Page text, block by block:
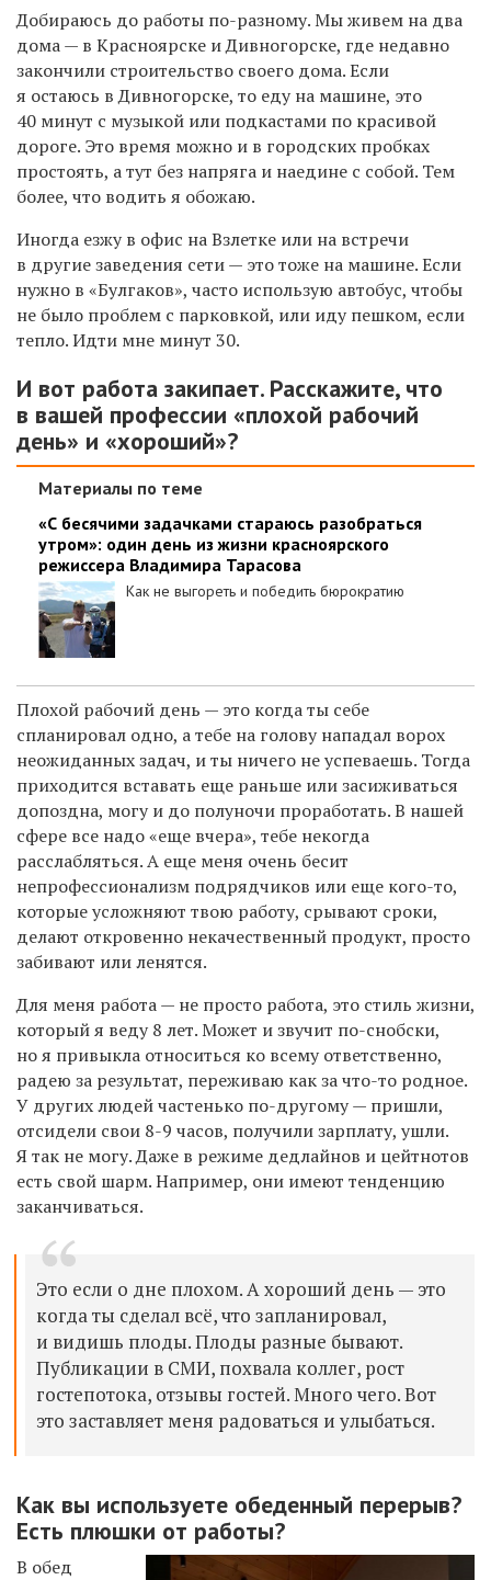
Добираюсь до работы по-разному. Мы живем на два
дома — в Красноярске и Дивногорске, где недавно
закончили строительство своего дома. Если
я остаюсь в Дивногорске, то еду на машине, это
40 минут с музыкой или подкастами по красивой
дороге. Это время можно и в городских пробках
простоять, а тут без напряга и наедине с собой. Тем
более, что водить я обожаю.
Иногда езжу в офис на Взлетке или на встречи
в другие заведения сети — это тоже на машине. Если
нужно в «Булгаков», часто использую автобус, чтобы
не было проблем с парковкой, или иду пешком, если
тепло. Идти мне минут 30.
И вот работа закипает. Расскажите, что
в вашей профессии «плохой рабочий
день» и «хороший»?
Материалы по теме
«С бесячими задачками стараюсь разобраться
утром»: один день из жизни красноярского
режиссера Владимира Тарасова
Как не выгореть и победить бюрократию
Плохой рабочий день — это когда ты себе
спланировал одно, а тебе на голову нападал ворох
неожиданных задач, и ты ничего не успеваешь. Тогда
приходится вставать еще раньше или засиживаться
допоздна, могу и до полуночи проработать. В нашей
сфере все надо «еще вчера», тебе некогда
расслабляться. А еще меня очень бесит
непрофессионализм подрядчиков или еще кого-то,
которые усложняют твою работу, срывают сроки,
делают откровенно некачественный продукт, просто
забивают или ленятся.
Для меня работа — не просто работа, это стиль жизни,
который я веду 8 лет. Может и звучит по-снобски,
но я привыкла относиться ко всему ответственно,
радею за результат, переживаю как за что-то родное.
У других людей частенько по-другому — пришли,
отсидели свои 8-9 часов, получили зарплату, ушли.
Я так не могу. Даже в режиме дедлайнов и цейтнотов
есть свой шарм. Например, они имеют тенденцию
заканчиваться.
Это если о дне плохом. А хороший день — это
когда ты сделал всё, что запланировал,
и видишь плоды. Плоды разные бывают.
Публикации в СМИ, похвала коллег, рост
гостепотока, отзывы гостей. Много чего. Вот
это заставляет меня радоваться и улыбаться.
Как вы используете обеденный перерыв?
Есть плюшки от работы?
В обед